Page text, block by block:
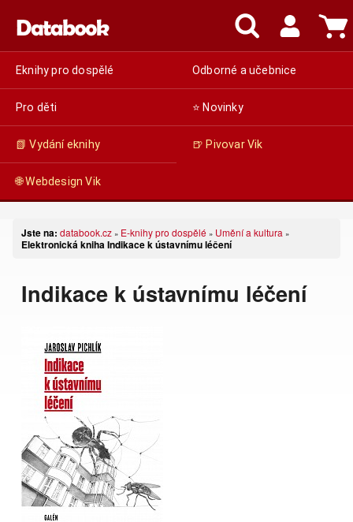
Eknihy pro dospělé Odborné a učebnice
Pro děti ⭐ Novinky
📗 Vydání eknihy 🍺 Pivovar Vik
🌐 Webdesign Vik
Jste na: databook.cz » E-knihy pro dospělé » Umění a kultura »
Elektronická kniha Indikace k ústavnímu léčení
Indikace k ústavnímu léčení